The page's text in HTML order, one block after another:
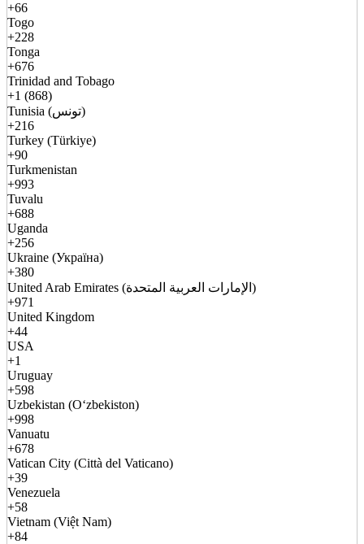
+66
Togo
+228
Tonga
+676
Trinidad and Tobago
+1 (868)
Tunisia (تونس)
+216
Turkey (Türkiye)
+90
Turkmenistan
+993
Tuvalu
+688
Uganda
+256
Ukraine (Україна)
+380
United Arab Emirates (الإمارات العربية المتحدة)
+971
United Kingdom
+44
USA
+1
Uruguay
+598
Uzbekistan (Oʻzbekiston)
+998
Vanuatu
+678
Vatican City (Città del Vaticano)
+39
Venezuela
+58
Vietnam (Việt Nam)
+84